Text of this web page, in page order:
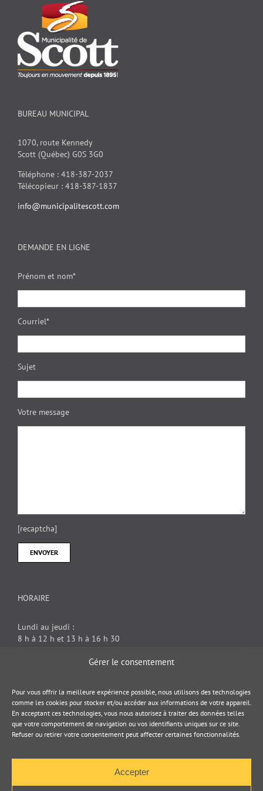
Gérer le consentement
Pour vous offrir la meilleure expérience possible, nous utilisons des technologies
comme les cookies pour stocker et/ou accéder aux informations de votre appareil.
En acceptant ces technologies, vous nous autorisez à traiter des données telles
que votre comportement de navigation ou vos identifiants uniques sur ce site.
Refuser ou retirer votre consentement peut affecter certaines fonctionnalités.
Accepter
BUREAU MUNICIPAL
1070, route Kennedy
Scott (Québec) G0S 3G0
Téléphone : 418-387-2037
Télécopieur : 418-387-1837
info@municipalitescott.com
DEMANDE EN LIGNE
Prénom et nom*
Courriel*
Sujet
Votre message
[recaptcha]
HORAIRE
Lundi au jeudi :
8 h à 12 h et 13 h à 16 h 30
DOCUMENT JURIDIQUE
Politique de cookies